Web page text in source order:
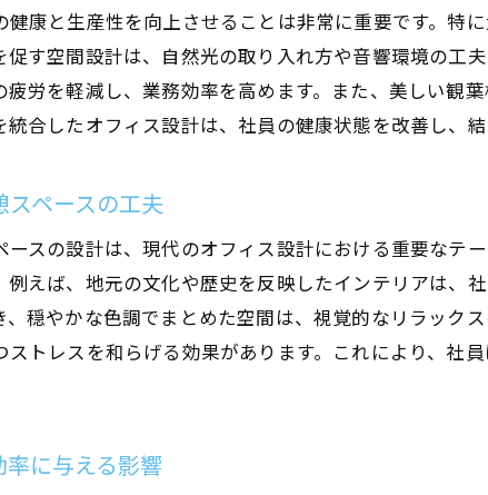
地域の特色を反映したデザインの導入
文化的要素がもたらす職場の活性化
地域文化と企業文化の融合による効果
大阪府独自のデザインがもたらす安心感
地域性を活かしたリラックス空間の設計
大阪府におけるオフィス設計のトレンドと
最新トレンドを取り入れた設計の方法
多様なニーズに応える空間の提案
大阪府内での導入事例とその効果
康と生産性を向上させることは非常に重要です。特
促す空間設計は、自然光の取り入れ方や音響環境の工
労を軽減し、業務効率を高めます。また、美しい観
合したオフィス設計は、社員の健康状態を改善し、
ペースの工夫
ースの設計は、現代のオフィス設計における重要なテ
えば、地元の文化や歴史を反映したインテリアは、
穏やかな色調でまとめた空間は、視覚的なリラック
ストレスを和らげる効果があります。これにより、社
に与える影響